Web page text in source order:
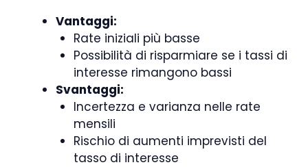
Vantaggi:
Rate iniziali più basse
Possibilità di risparmiare se i tassi di
interesse rimangono bassi
Svantaggi:
Incertezza e varianza nelle rate
mensili
Rischio di aumenti imprevisti del
tasso di interesse